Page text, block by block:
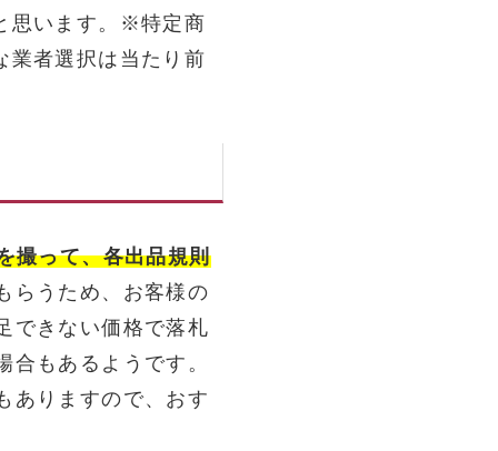
思います。※特定商
業者選択は当たり前
撮って、各出品規則
らうため、お客様の
できない価格で落札
もあるようです。
ありますので、おす